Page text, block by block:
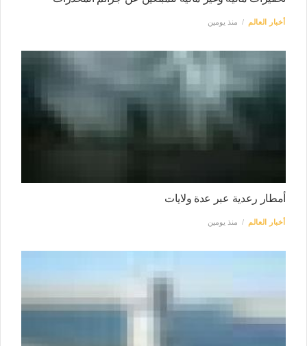
أخبار العالم منذ يومين
أمطار رعدية عبر عدة ولايات
أخبار العالم منذ يومين